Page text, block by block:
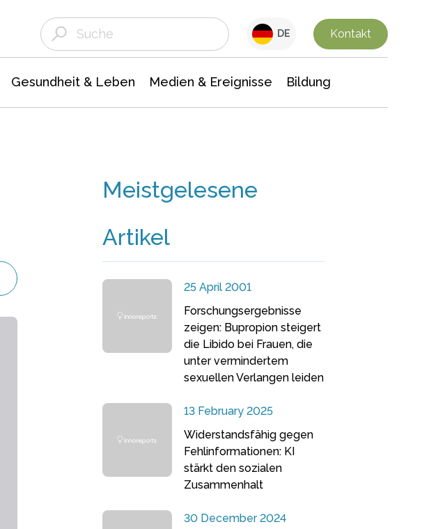
DE Kontakt
Gesundheit & Leben Medien & Ereignisse Bildung
Meistgelesene
Artikel
25 April 2001
Forschungsergebnisse
zeigen: Bupropion steigert
die Libido bei Frauen, die
unter vermindertem
sexuellen Verlangen leiden
13 February 2025
Widerstandsfähig gegen
Fehlinformationen: KI
stärkt den sozialen
Zusammenhalt
30 December 2024